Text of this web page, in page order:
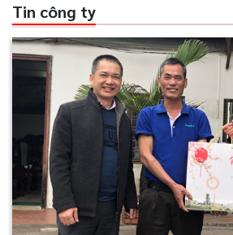
Tin công ty